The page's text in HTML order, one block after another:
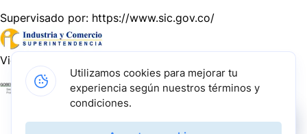
Supervisado por: https://www.sic.gov.co/
Vigilado por:
Gracias a nuestros impulsadores, podemos presentarte la
solución tecnológica más avanzada para resolver los
Utilizamos cookies para mejorar tu
experiencia según nuestros términos y
condiciones.